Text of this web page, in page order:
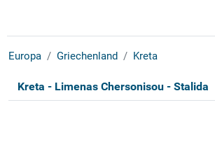
Europa Griechenland Kreta
Kreta - Limenas Chersonisou - Stalida